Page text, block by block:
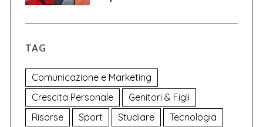
TAG
Comunicazione e Marketing
Crescita Personale
Genitori & Figli
Risorse
Sport Studiare
Tecnologia